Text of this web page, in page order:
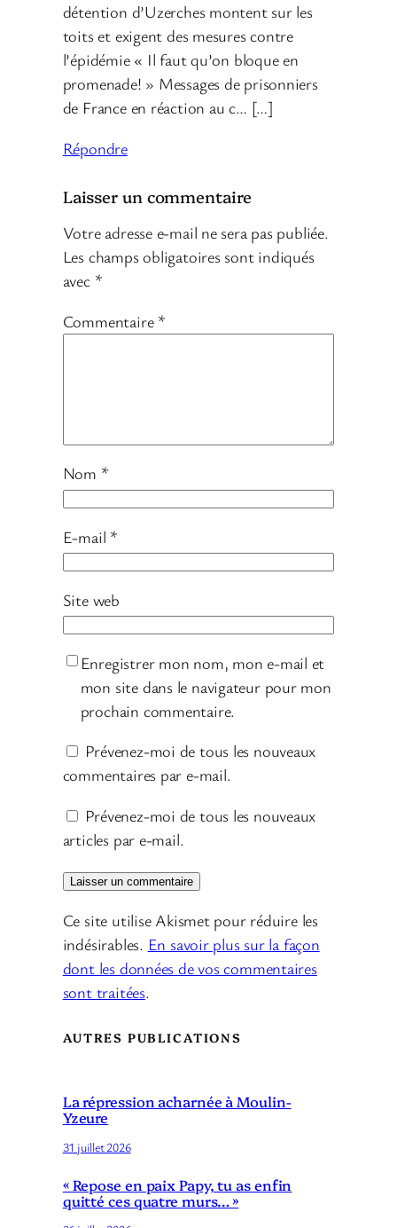
détention d’Uzerches montent sur les
toits et exigent des mesures contre
l’épidémie « Il faut qu’on bloque en
promenade! » Messages de prisonniers
de France en réaction au c… […]
Répondre
Laisser un commentaire
Votre adresse e-mail ne sera pas publiée.
Les champs obligatoires sont indiqués
avec *
Commentaire *
Nom *
E-mail *
Site web
Enregistrer mon nom, mon e-mail et
mon site dans le navigateur pour mon
prochain commentaire.
Prévenez-moi de tous les nouveaux
commentaires par e-mail.
Prévenez-moi de tous les nouveaux
articles par e-mail.
Ce site utilise Akismet pour réduire les
indésirables. En savoir plus sur la façon
dont les données de vos commentaires
sont traitées.
AUTRES PUBLICATIONS
La répression acharnée à Moulin-
Yzeure
31 juillet 2026
« Repose en paix Papy, tu as enfin
quitté ces quatre murs… »